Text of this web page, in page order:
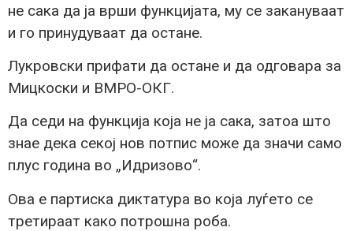
не сака да ја врши функцијата, му се закануваат
и го принудуваат да остане.
Лукровски прифати да остане и да одговара за
Мицкоски и ВМРО-ОКГ.
Да седи на функција која не ја сака, затоа што
знае дека секој нов потпис може да значи само
плус година во „Идризово“.
Ова е партиска диктатура во која луѓето се
третираат како потрошна роба.